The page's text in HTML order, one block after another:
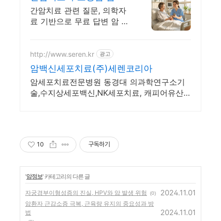
련 궁금증은 힐오에서
간암치료 관련 질문, 의학자
료 기반으로 무료 답변 암 관
http://www.seren.kr 광고
암백신세포치료(주)세렌코리아
암세포치료전문병원 동경대 의과학연구소기
술,수지상세포백신,NK세포치료, 캐피어유산
10 구독하기
'암정보' 카테고리의 다른 글
자궁경부이형성증의 진실, HPV와 암 발생 위험 (0) 2024.11.01
암환자 근감소증 극복, 근육량 유지의 중요성과 방
법
2024.11.01